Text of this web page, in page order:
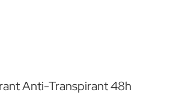
Anti-Transpirant 48h